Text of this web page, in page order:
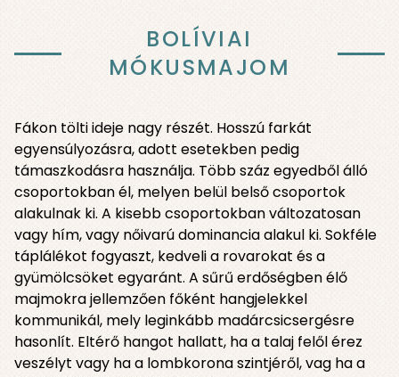
BOLÍVIAI
MÓKUSMAJOM
Fákon tölti ideje nagy részét. Hosszú farkát
egyensúlyozásra, adott esetekben pedig
támaszkodásra használja. Több száz egyedből álló
csoportokban él, melyen belül belső csoportok
alakulnak ki. A kisebb csoportokban változatosan
vagy hím, vagy nőivarú dominancia alakul ki. Sokféle
táplálékot fogyaszt, kedveli a rovarokat és a
gyümölcsöket egyaránt. A sűrű erdőségben élő
majmokra jellemzően főként hangjelekkel
kommunikál, mely leginkább madárcsicsergésre
hasonlít. Eltérő hangot hallatt, ha a talaj felől érez
veszélyt vagy ha a lombkorona szintjéről, vag ha a